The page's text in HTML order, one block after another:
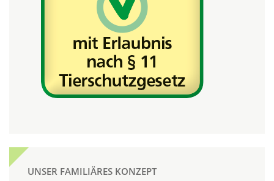
UNSER FAMILIÄRES KONZEPT